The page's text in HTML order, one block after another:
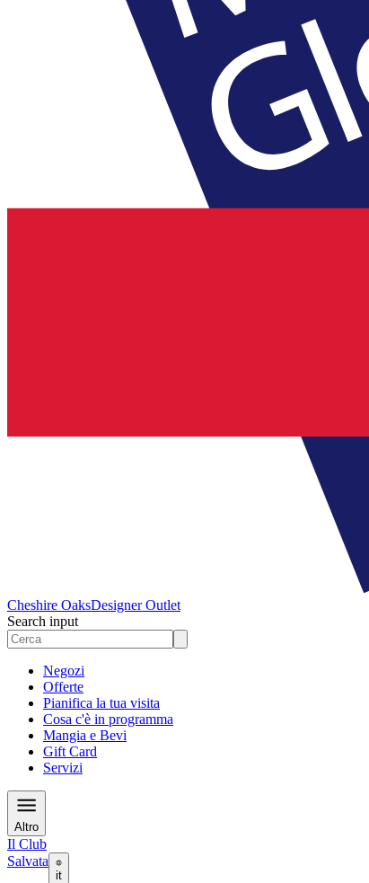
Cheshire OaksDesigner Outlet
Search input
Negozi
Offerte
Pianifica la tua visita
Cosa c'è in programma
Mangia e Bevi
Gift Card
Servizi
Altro
Il Club
Salvata
it